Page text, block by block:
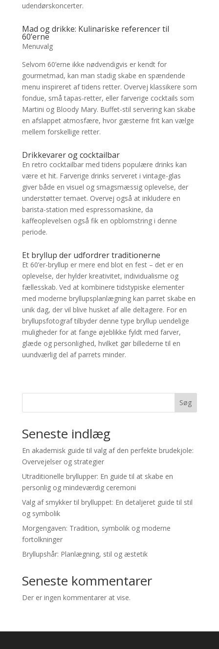
udendørskoncerter.
Mad og drikke: Kulinariske referencer til
60’erne
Menuvalg
Selvom 60’erne ikke nødvendigvis er kendt for
gourmetmad, kan man stadig skabe en spændende
menu inspireret af tidens retter. Overvej klassikere som
fondue, små tapas-retter, eller farverige cocktails som
Martini og Bloody Mary. Buffet-stil servering kan skabe
en afslappet atmosfære, hvor gæsterne frit kan vælge
mellem forskellige retter.
Drikkevarer og cocktailbar
En retro cocktailbar med tidens populære drinks kan
være et hit. Farverige drinks serveret i vintage-glas
giver både en visuel og smagsmæssig oplevelse, der
understøtter temaet. Overvej også at inkludere en
barista-station med espressomaskine, da
kaffeoplevelsen også fik en opblomstring i denne
periode.
Et bryllup der udfordrer traditionerne
Et 60’er-bryllup er mere end blot en fest – det er en
oplevelse, der hylder kreativitet, individualisme og
fællesskab. Ved at kombinere tidstypiske elementer
med moderne bryllupsplanlægning kan parret skabe en
unik dag, der vil blive husket af alle deltagere. For en
bryllupsfotograf tilbyder denne type bryllup uendelige
muligheder for at fange øjeblikke fyldt med farver,
glæde og personlighed, hvilket gør billederne til en
uundværlig del af parrets minder.
Søg
Seneste indlæg
En akademisk guide til valg af den perfekte brudekjole:
Overvejelser og strategier
Utraditionelle bryllupper: En guide til at skabe en
personlig og mindeværdig ceremoni
Valg af smykker til brylluppet: En detaljeret guide til stil
og symbolik
Morgengaven: Tradition, symbolik og moderne
fortolkninger
Bryllupshår: Planlægning, stil og æstetik
Seneste kommentarer
Der er ingen kommentarer at vise.